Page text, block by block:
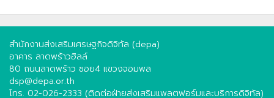
สำนักงานส่งเสริมเศรษฐกิจดิจิทัล (depa)
อาคาร ลาดพร้าวฮิลล์
80 ถนนลาดพร้าว ซอย4 แขวงจอมพล
dsp@depa.or.th
โทร. 02-026-2333 (ติดต่อฝ่ายส่งเสริมแพลตฟอร์มและบริการดิจิทัล)